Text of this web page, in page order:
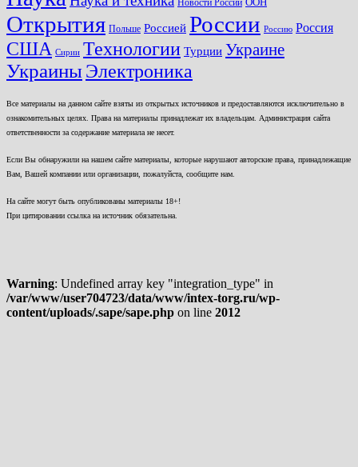
Открытия Польше Россией России Россию Россия
США Сирии Технологии Турции Украине
УкраиныЭлектроника
Все материалы на данном сайте взяты из открытых источников и предоставляются исключительно в
ознакомительных целях. Права на материалы принадлежат их владельцам. Администрация сайта
ответственности за содержание материала не несет.
Если Вы обнаружили на нашем сайте материалы, которые нарушают авторские права, принадлежащие
Вам, Вашей компании или организации, пожалуйста, сообщите нам.
На сайте могут быть опубликованы материалы 18+!
При цитировании ссылка на источник обязательна.
Warning: Undefined array key "integration_type" in
/var/www/user704723/data/www/intex-torg.ru/wp-
content/uploads/.sape/sape.php on line 2012